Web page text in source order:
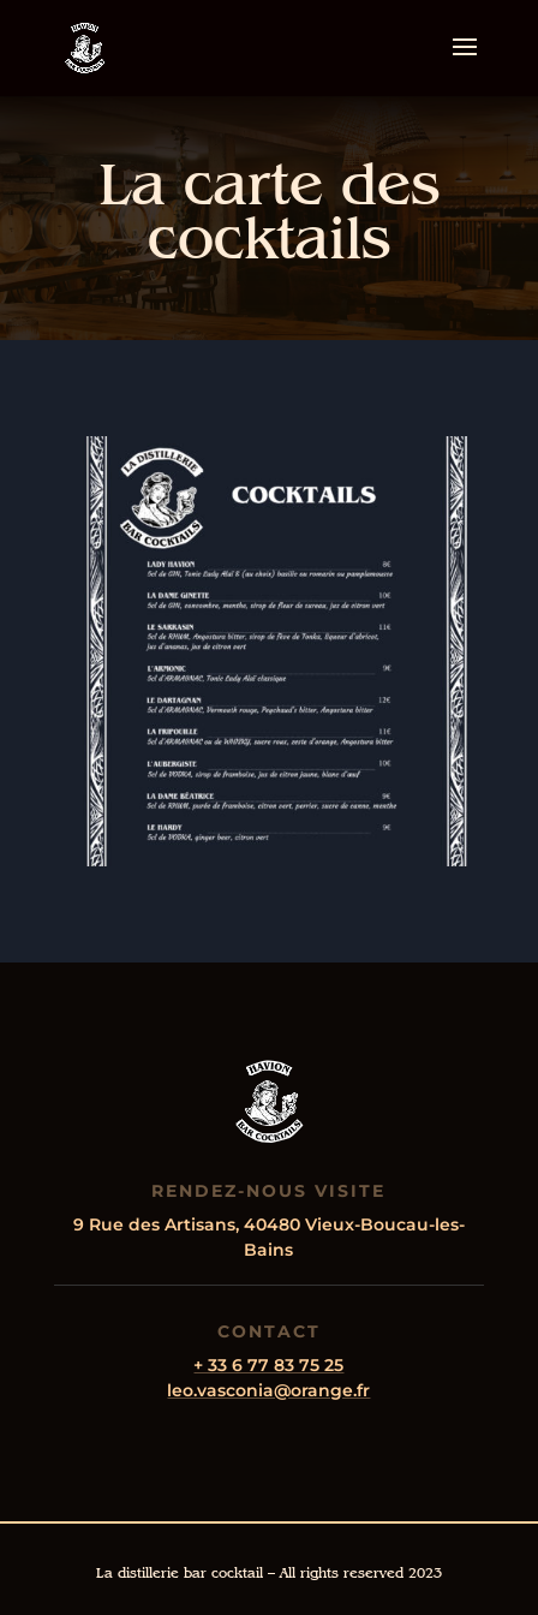
La carte des
cocktails
RENDEZ-NOUS VISITE
9 Rue des Artisans, 40480 Vieux-Boucau-les-
Bains
CONTACT
+ 33 6 77 83 75 25
leo.vasconia@orange.fr
La distillerie bar cocktail – All rights reserved 2023